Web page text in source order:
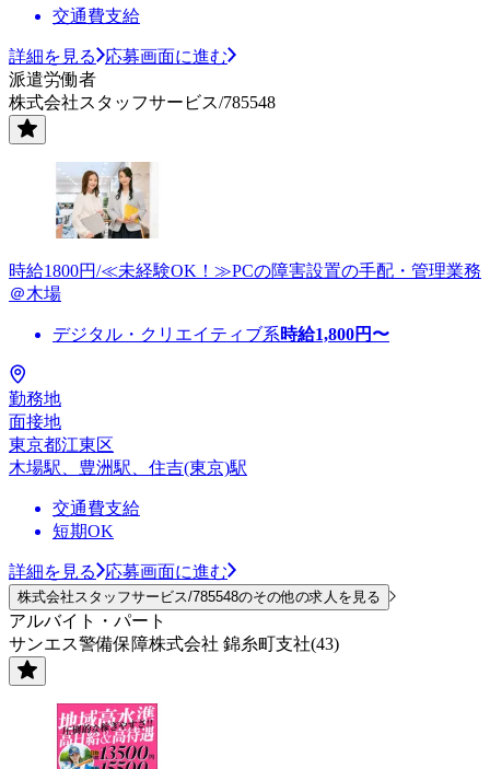
交通費支給
詳細を見る
応募画面に進む
派遣労働者
株式会社スタッフサービス/785548
時給1800円/≪未経験OK！≫PCの障害設置の手配・管理業務
＠木場
デジタル・クリエイティブ系時給1,800円〜
勤務地
面接地
東京都江東区
木場駅、豊洲駅、住吉(東京)駅
交通費支給
短期OK
詳細を見る 応募画面に進む
株式会社スタッフサービス/785548のその他の求人を見る
アルバイト・パート
サンエス警備保障株式会社 錦糸町支社(43)